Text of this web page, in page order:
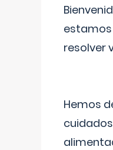
resolver
Hemos